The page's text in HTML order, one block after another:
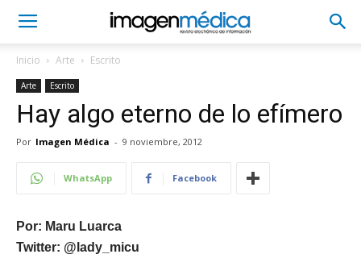
Inicio Arte Escrito
Arte Escrito
Hay algo eterno de lo efímero
Por Imagen Médica - 9 noviembre, 2012
WhatsApp Facebook
Por: Maru Luarca
Twitter: @lady_micu